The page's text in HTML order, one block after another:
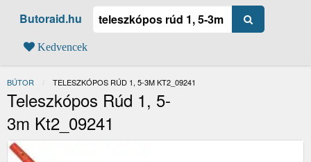
Butoraid.hu
Kedvencek
BÚTOR JELENLEGI:
TELESZKÓPOS RÚD 1, 5-3M KT2_09241
Teleszkópos Rúd 1, 5-
3m Kt2_09241